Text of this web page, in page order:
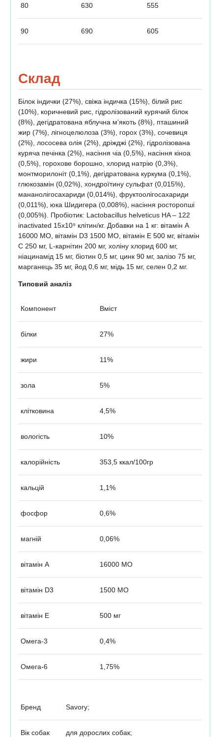
80 630 555
90 690 605
Склад
Білок індички (27%), свіжа індичка (15%), білий рис
(10%), коричневий рис, гідролізований курячий білок
(8%), дегідратована яблучна м'якоть (8%), пташиний
жир (7%), лігноцелюлоза (3%), горох (3%), сочевиця
(2%), лососева олія (2%), дріжджі (2%), гідролізована
куряча печінка (2%), насіння чіа (0,5%), насіння кіноа
(0,5%), горохове борошно, хлорид натрію (0,3%),
монтморилоніт (0,1%), дегідратована куркума (0,1%),
глюкозамін (0,02%), хондроїтину сульфат (0,015%),
мананолігосахариди (0,014%), фруктоолігосахариди
(0,011%), юка Шидигера (0,008%), насіння росторопші
(0,005%). Пробіотик: Lactobacillus helveticus HA – 122
inactivated 15х10⁹ клітин/кг. Добавки на 1 кг: вітамін А
16000 МО, вітамін D3 1500 МО, вітамін Е 500 мг, вітамін
С 250 мг, L-карнітин 200 мг, холіну хлорид 600 мг,
ніацинамід 15 мг, біотин 0,5 мг, цинк 90 мг, залізо 75 мг,
марганець 35 мг, йод 0,6 мг, мідь 15 мг, селен 0,2 мг.
Типовий аналіз
Компонент Вміст
білки 27%
жири 11%
зола 5%
клітковина 4,5%
вологість 10%
калорійність 353,5 ккал/100гр
кальцій 1,1%
фосфор 0,6%
магній 0,06%
вітамін А 16000 МО
вітамін D3 1500 МО
вітамін E 500 мг
Омега-3 0,4%
Омега-6 1,75%
Бренд Savory;
Вік собак для дорослих собак;